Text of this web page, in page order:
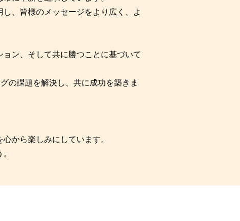
、皆様のメッセージをより広く、よ
ン、そして共に勝つことに基づいて
の課題を解決し、共に成功を築きま
から楽しみにしています。